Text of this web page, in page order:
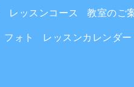
レッスンコース 教室のご
フォト レッスンカレンダー